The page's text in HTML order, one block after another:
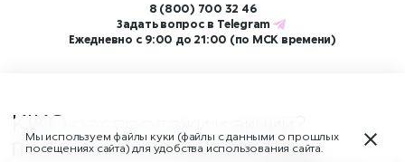
8 (800) 700 32 46
Задать вопрос в Telegram
Ежедневно с 9:00 до 21:00 (по МСК времени)
KIKO
Подпишитесь на нашу рассылку!
Мы используем файлы куки (файлы с данными о прошлых
посещениях сайта) для удобства использования сайта.